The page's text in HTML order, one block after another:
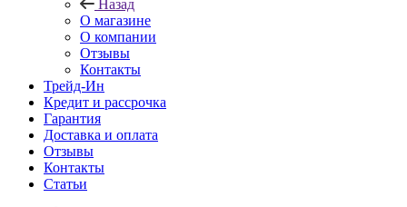
Назад
О магазине
О компании
Отзывы
Контакты
Трейд-Ин
Кредит и рассрочка
Гарантия
Доставка и оплата
Отзывы
Контакты
Статьи